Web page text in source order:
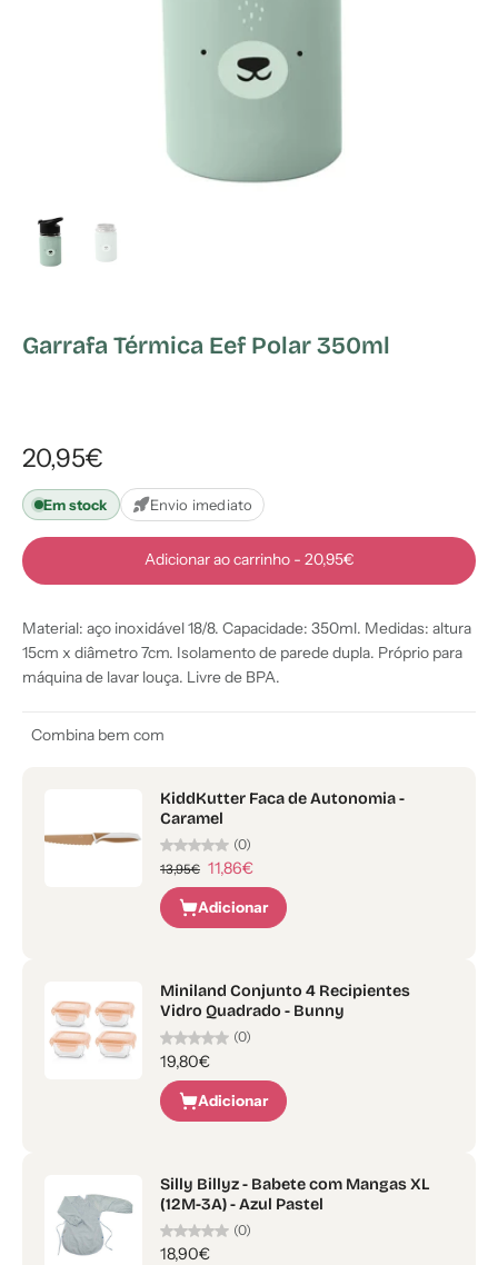
Garrafa Térmica Eef Polar 350ml
20,95€
Em stock Envio imediato
Adicionar ao carrinho - 20,95€
Material: aço inoxidável 18/8. Capacidade: 350ml. Medidas: altura
15cm x diâmetro 7cm. Isolamento de parede dupla. Próprio para
máquina de lavar louça. Livre de BPA.
Combina bem com
KiddKutter Faca de Autonomia -
Caramel
(0)
13,95€ 11,86€
Adicionar
Miniland Conjunto 4 Recipientes
Vidro Quadrado - Bunny
(0)
19,80€
Adicionar
Silly Billyz - Babete com Mangas XL
(12M-3A) - Azul Pastel
(0)
18,90€